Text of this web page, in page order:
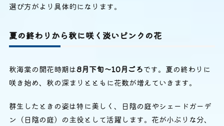
選び方がより具体的になります。
夏の終わりから秋に咲く淡いピンクの花
秋海棠の開花時期は8月下旬〜10月ごろです。夏の終わりに
咲き始め、秋の深まりとともに花数が増えていきます。
群生したときの姿は特に美しく、日陰の庭やシェードガーデ
ン（日陰の庭）の主役として活躍します。花が小ぶりな分、